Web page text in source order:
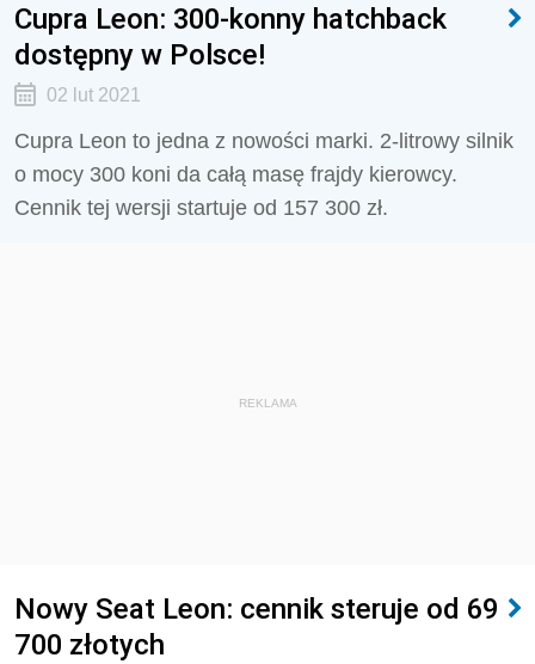
Cupra Leon: 300-konny hatchback
dostępny w Polsce!
02 lut 2021
Cupra Leon to jedna z nowości marki. 2-litrowy silnik
o mocy 300 koni da całą masę frajdy kierowcy.
Cennik tej wersji startuje od 157 300 zł.
REKLAMA
Nowy Seat Leon: cennik steruje od 69
700 złotych